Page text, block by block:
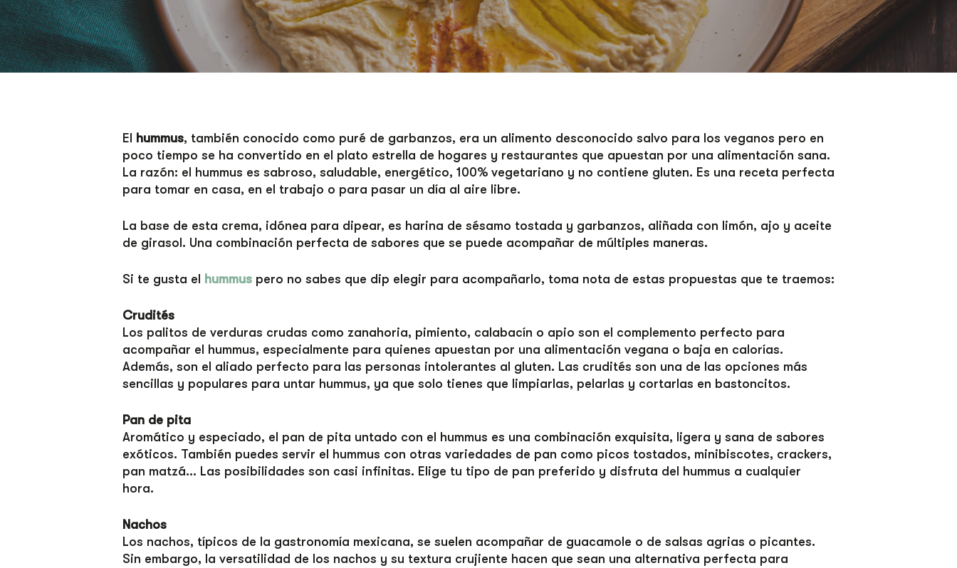
El hummus, también conocido como puré de garbanzos, era un alimento desconocido salvo para los veganos pero en
poco tiempo se ha convertido en el plato estrella de hogares y restaurantes que apuestan por una alimentación sana.
La razón: el hummus es sabroso, saludable, energético, 100% vegetariano y no contiene gluten. Es una receta perfecta
para tomar en casa, en el trabajo o para pasar un día al aire libre.
La base de esta crema, idónea para dipear, es harina de sésamo tostada y garbanzos, aliñada con limón, ajo y aceite
de girasol. Una combinación perfecta de sabores que se puede acompañar de múltiples maneras.
Si te gusta el hummus pero no sabes que dip elegir para acompañarlo, toma nota de estas propuestas que te traemos:
Crudités
Los palitos de verduras crudas como zanahoria, pimiento, calabacín o apio son el complemento perfecto para
acompañar el hummus, especialmente para quienes apuestan por una alimentación vegana o baja en calorías.
Además, son el aliado perfecto para las personas intolerantes al gluten. Las crudités son una de las opciones más
sencillas y populares para untar hummus, ya que solo tienes que limpiarlas, pelarlas y cortarlas en bastoncitos.
Pan de pita
Aromático y especiado, el pan de pita untado con el hummus es una combinación exquisita, ligera y sana de sabores
exóticos. También puedes servir el hummus con otras variedades de pan como picos tostados, minibiscotes, crackers,
pan matzá… Las posibilidades son casi infinitas. Elige tu tipo de pan preferido y disfruta del hummus a cualquier
hora.
Nachos
Los nachos, típicos de la gastronomía mexicana, se suelen acompañar de guacamole o de salsas agrias o picantes.
Sin embargo, la versatilidad de los nachos y su textura crujiente hacen que sean una alternativa perfecta para